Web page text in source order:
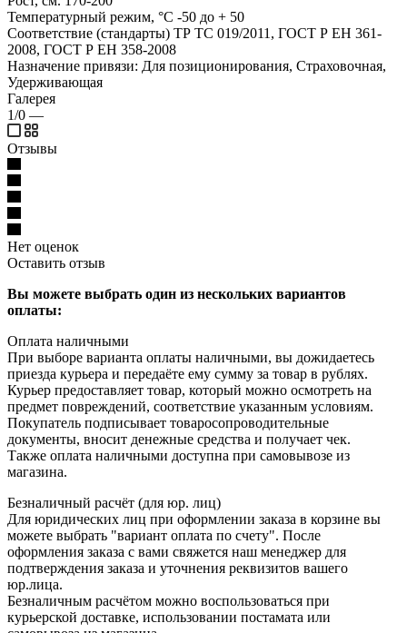
Температурный режим, °C -50 до + 50
Соответствие (стандарты) ТР ТС 019/2011, ГОСТ Р ЕН 361-
2008, ГОСТ Р ЕН 358-2008
Назначение привязи: Для позиционирования, Страховочная,
Удерживающая
Галерея
1/0 —
Отзывы
Нет оценок
Оставить отзыв
Вы можете выбрать один из нескольких вариантов
оплаты:
Оплата наличными
При выборе варианта оплаты наличными, вы дожидаетесь
приезда курьера и передаёте ему сумму за товар в рублях.
Курьер предоставляет товар, который можно осмотреть на
предмет повреждений, соответствие указанным условиям.
Покупатель подписывает товаросопроводительные
документы, вносит денежные средства и получает чек.
Также оплата наличными доступна при самовывозе из
магазина.
Безналичный расчёт (для юр. лиц)
Для юридических лиц при оформлении заказа в корзине вы
можете выбрать "вариант оплата по счету". После
оформления заказа с вами свяжется наш менеджер для
подтверждения заказа и уточнения реквизитов вашего
юр.лица.
Безналичным расчётом можно воспользоваться при
курьерской доставке, использовании постамата или